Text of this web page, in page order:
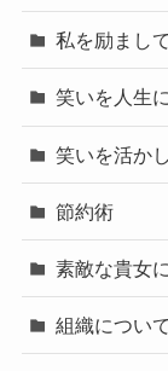
私を励まし
笑いを人生
笑いを活か
節約術
素敵な貴女
組織について